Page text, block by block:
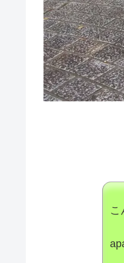
こ